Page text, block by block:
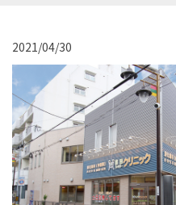
2021/04/30